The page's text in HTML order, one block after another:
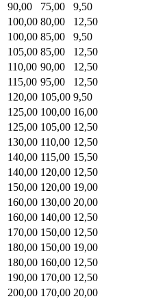
90,00
75,00
9,50
100,00 80,00
12,50
100,00 85,00
9,50
105,00 85,00
12,50
110,00 90,00
12,50
115,00 95,00
12,50
120,00 105,00 9,50
125,00 100,00 16,00
125,00 105,00 12,50
130,00 110,00 12,50
140,00 115,00 15,50
140,00 120,00 12,50
150,00 120,00 19,00
160,00 130,00 20,00
160,00 140,00 12,50
170,00 150,00 12,50
180,00 150,00 19,00
180,00 160,00 12,50
190,00 170,00 12,50
200,00 170,00 20,00